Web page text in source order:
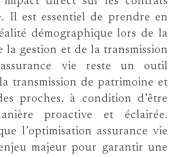
Il est essentiel de prendre en
démographique lors de la
la gestion et de la transmission
vie reste un outil
transmission de patrimoine et
proches, à condition d’être
proactive et éclairée.
l’optimisation assurance vie
majeur pour garantir une